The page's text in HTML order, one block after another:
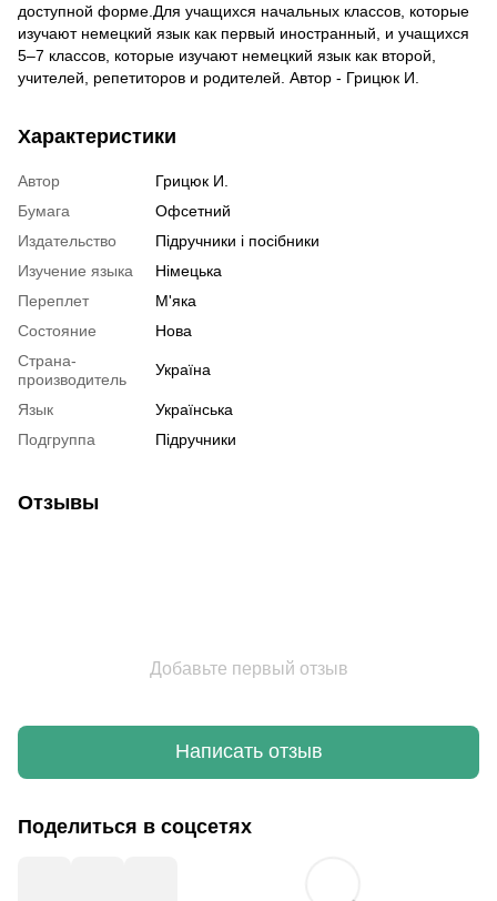
доступной форме.Для учащихся начальных классов, которые
изучают немецкий язык как первый иностранный, и учащихся
5–7 классов, которые изучают немецкий язык как второй,
учителей, репетиторов и родителей. Автор - Грицюк И.
Характеристики
Автор
Грицюк И.
Бумага
Офсетний
Издательство
Підручники і посібники
Изучение языка
Німецька
Переплет
М'яка
Состояние
Нова
Страна-
производитель
Україна
Язык
Українська
Подгруппа
Підручники
Отзывы
Добавьте первый отзыв
Написать отзыв
Поделиться в соцсетях